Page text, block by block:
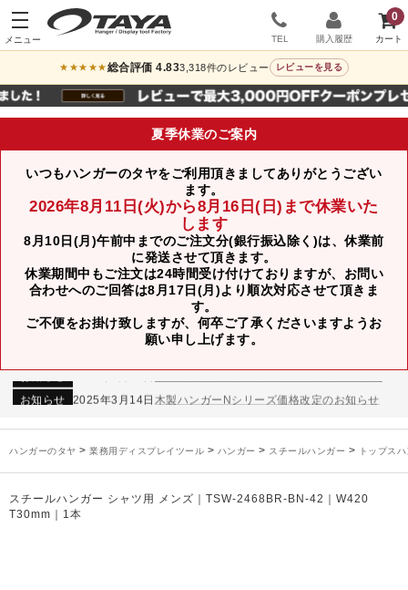
0
TEL 購入履歴
★★★★★総合評価 4.833,318件のレビュー レビューを見る
夏季休業のご案内
いつもハンガーのタヤをご利用頂きましてありがとうござい
ます。
2026年8月11日(火)から8月16日(日)まで休業いた
します
8月10日(月)午前中までのご注文分(銀行振込除く)は、休業前
に発送させて頂きます。
休業期間中もご注文は24時間受け付けておりますが、お問い
合わせへのご回答は8月17日(月)より順次対応させて頂きま
す。
ご不便をお掛け致しますが、何卒ご了承くださいますようお
願い申し上げます。
お知らせ 2024年12月12日年末年始休業のお知らせ
2026年3月7日
お知らせ 2025年7月16日
プラスチック製ハンガー、及び木製ハンガーKシリーズ 価格改定のお知らせ
お知らせ 2025年3月14日 木製ハンガーNシリーズ価格改定のお知らせ
お知らせ 2025年3月14日
ハンガーのタヤ > 業務用ディスプレイツール > ハンガー > スチールハンガー > トップス
スチールハンガー シャツ用 メンズ｜TSW-2468BR-BN-42｜W420
T30mm｜1本